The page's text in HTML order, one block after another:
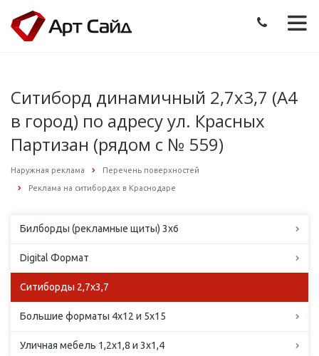
Ситиборд динамичный 2,7х3,7 (А4
в город) по адресу ул. Красных
Партизан (рядом с № 559)
Наружная реклама Перечень поверхностей
Реклама на ситибордах в Краснодаре
Билборды (рекламные щиты) 3х6
Digital Формат
Ситиборды 2,7х3,7
Большие форматы 4х12 и 5х15
Уличная мебель 1,2х1,8 и 3х1,4